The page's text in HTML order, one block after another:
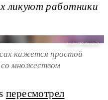
ликуют работники
nimito / Shutterstock
кажется простой
со множеством
пересмотрел